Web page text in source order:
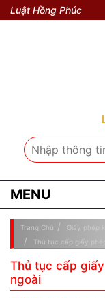
Luật Hồng Phúc
MENU
Trang Chủ
Giấy phép
Thủ tục cấp giấy
Thủ tục cấp
ngoài